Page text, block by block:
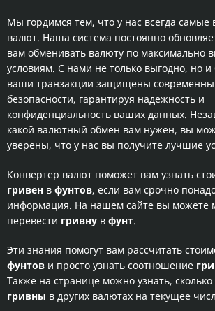
Мы гордимся тем, что у нас всегда самые
валют. Наша система постоянно
вам обменивать валюту по максимально
условиям. С нами не только выгодно, но и
ваши транзакции защищены
безопасности, гарантируя надежность и
конфиденциальность ваших данных.
какой валютный обмен вам нужен, вы
уверены, что у нас вы получите лучшие
Конвертер валют поможет вам узнать
гривен в фунтов, если вам срочно
информация. На нашем сайте вы можете
перевести гривну в фунт.
Эти знания помогут вам рассчитать
фунтов и просто узнать соотношение
Также на странице можно узнать, сколько
гривны в других валютах на текущее